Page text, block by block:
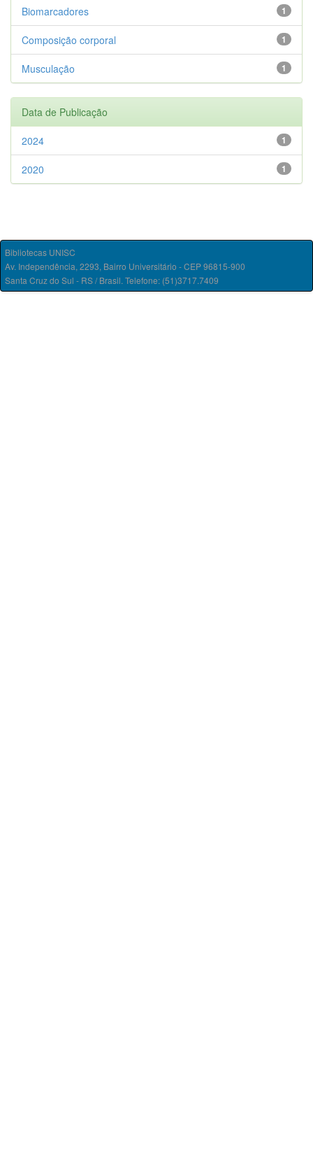
1
Biomarcadores
1
Composição corporal
1
Musculação
Data de Publicação
1
2024
1
2020
Bibliotecas UNISC
Av. Independência, 2293, Bairro Universitário - CEP 96815-900
Santa Cruz do Sul - RS / Brasil. Telefone: (51)3717.7409